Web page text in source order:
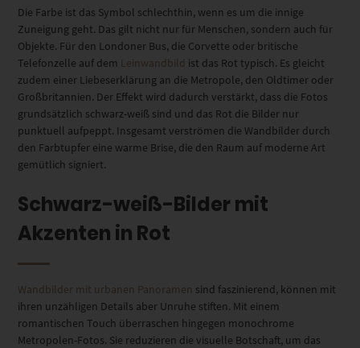
Die Farbe ist das Symbol schlechthin, wenn es um die innige
Zuneigung geht. Das gilt nicht nur für Menschen, sondern auch für
Objekte. Für den Londoner Bus, die Corvette oder britische
Telefonzelle auf dem Leinwandbild ist das Rot typisch. Es gleicht
zudem einer Liebeserklärung an die Metropole, den Oldtimer oder
Großbritannien. Der Effekt wird dadurch verstärkt, dass die Fotos
grundsätzlich schwarz-weiß sind und das Rot die Bilder nur
punktuell aufpeppt. Insgesamt verströmen die Wandbilder durch
den Farbtupfer eine warme Brise, die den Raum auf moderne Art
gemütlich signiert.
Schwarz-weiß-Bilder mit
Akzenten in Rot
Wandbilder mit urbanen Panoramen sind faszinierend, können mit
ihren unzähligen Details aber Unruhe stiften. Mit einem
romantischen Touch überraschen hingegen monochrome
Metropolen-Fotos. Sie reduzieren die visuelle Botschaft, um das